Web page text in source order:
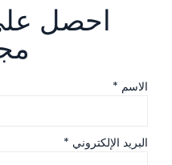
احصل
الاسم *
البريد الإلكتروني *